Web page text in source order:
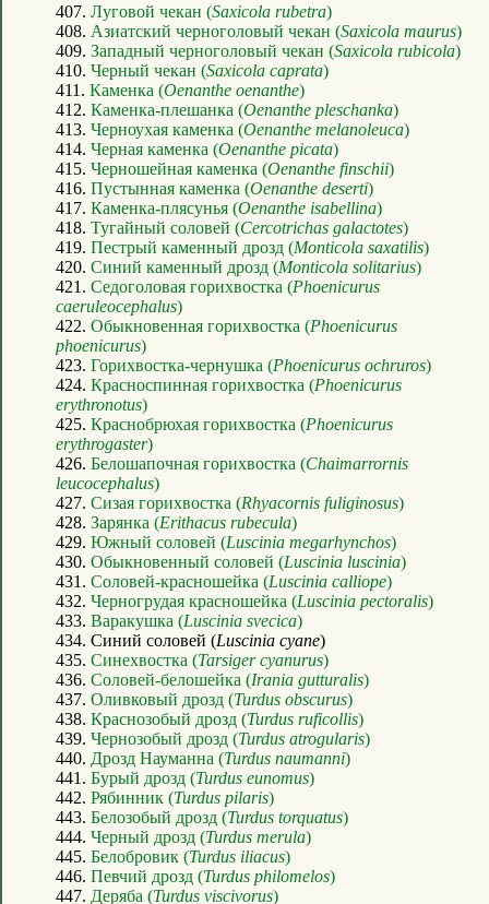
407. Луговой чекан (Saxicola rubetra)
408. Азиатский черноголовый чекан (Saxicola maurus)
409. Западный черноголовый чекан (Saxicola rubicola)
410. Черный чекан (Saxicola caprata)
411. Каменка (Oenanthe oenanthe)
412. Каменка-плешанка (Oenanthe pleschanka)
413. Черноухая каменка (Oenanthe melanoleuca)
414. Черная каменка (Oenanthe picata)
415. Черношейная каменка (Oenanthe finschii)
416. Пустынная каменка (Oenanthe deserti)
417. Каменка-плясунья (Oenanthe isabellina)
418. Тугайный соловей (Cercotrichas galactotes)
419. Пестрый каменный дрозд (Monticola saxatilis)
420. Синий каменный дрозд (Monticola solitarius)
421. Седоголовая горихвостка (Phoenicurus
caeruleocephalus)
422. Обыкновенная горихвостка (Phoenicurus
phoenicurus)
423. Горихвостка-чернушка (Phoenicurus ochruros)
424. Красноспинная горихвостка (Phoenicurus
erythronotus)
425. Краснобрюхая горихвостка (Phoenicurus
erythrogaster)
426. Белошапочная горихвостка (Chaimarrornis
leucocephalus)
427. Сизая горихвостка (Rhyacornis fuliginosus)
428. Зарянка (Erithacus rubecula)
429. Южный соловей (Luscinia megarhynchos)
430. Обыкновенный соловей (Luscinia luscinia)
431. Соловей-красношейка (Luscinia calliope)
432. Черногрудая красношейка (Luscinia pectoralis)
433. Варакушка (Luscinia svecica)
434. Синий соловей (Luscinia cyane)
435. Синехвостка (Tarsiger cyanurus)
436. Соловей-белошейка (Irania gutturalis)
437. Оливковый дрозд (Turdus obscurus)
438. Краснозобый дрозд (Turdus ruficollis)
439. Чернозобый дрозд (Turdus atrogularis)
440. Дрозд Науманна (Turdus naumanni)
441. Бурый дрозд (Turdus eunomus)
442. Рябинник (Turdus pilaris)
443. Белозобый дрозд (Turdus torquatus)
444. Черный дрозд (Turdus merula)
445. Белобровик (Turdus iliacus)
446. Певчий дрозд (Turdus philomelos)
447. Деряба (Turdus viscivorus)